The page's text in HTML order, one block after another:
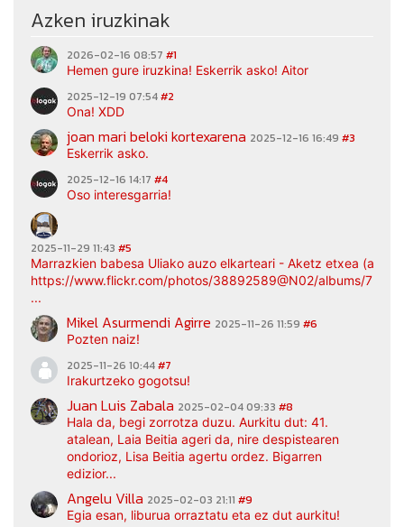
Azken iruzkinak
2026-02-16 08:57 #1
Hemen gure iruzkina! Eskerrik asko! Aitor
2025-12-19 07:54#2
Ona! XDD
joan mari beloki kortexarena 2025-12-16 16:49 #3
Eskerrik asko.
2025-12-16 14:17 #4
Oso interesgarria!
2025-11-29 11:43 #5
Marrazkien babesa Uliako auzo elkarteari - Aketz etxea
https://www.flickr.com/photos/38892589@N02/albums/
...
Mikel Asurmendi Agirre 2025-11-26 11:59 #6
Pozten naiz!
2025-11-26 10:44#7
Irakurtzeko gogotsu!
Juan Luis Zabala 2025-02-04 09:33 #8
Hala da, begi zorrotza duzu. Aurkitu dut: 41.
atalean, Laia Beitia ageri da, nire despistearen
ondorioz, Lisa Beitia agertu ordez. Bigarren
edizior...
Angelu Villa 2025-02-03 21:11 #9
Egia esan, liburua orraztatu eta ez dut aurkitu!